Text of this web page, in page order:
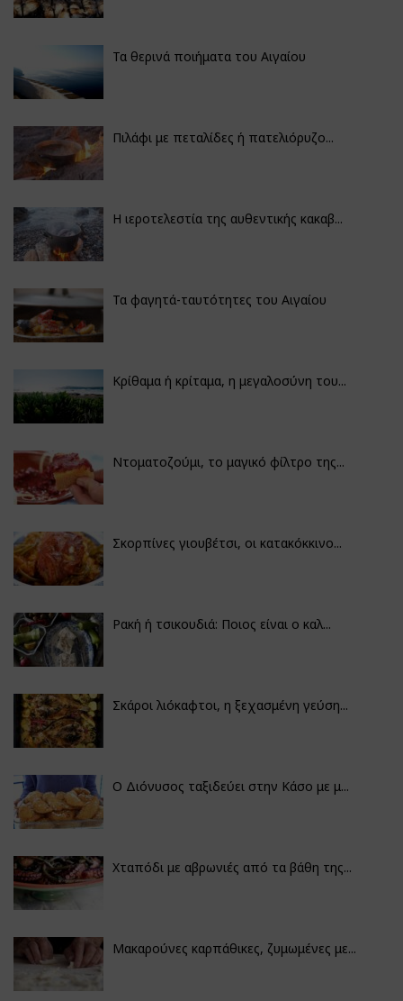
Τα θερινά ποιήματα του Αιγαίου
Πιλάφι με πεταλίδες ή πατελιόρυζο...
Η ιεροτελεστία της αυθεντικής κακαβ...
Τα φαγητά-ταυτότητες του Αιγαίου
Κρίθαμα ή κρίταμα, η μεγαλοσύνη του...
Ντοματοζούμι, το μαγικό φίλτρο της...
Σκορπίνες γιουβέτσι, οι κατακόκκινο...
Ρακή ή τσικουδιά: Ποιος είναι ο καλ...
Σκάροι λιόκαφτοι, η ξεχασμένη γεύση...
Ο Διόνυσος ταξιδεύει στην Κάσο με μ...
Χταπόδι με αβρωνιές από τα βάθη της...
Μακαρούνες καρπάθικες, ζυμωμένες με...